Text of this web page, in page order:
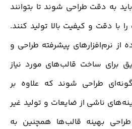
به دقت طراحی شوند تا بتوانند
با دقت و کیفیت بالا تولید کنند.
از نرم‌افزارهای پیشرفته طراحی و
برای ساخت قالب‌های مورد نیاز
طراحی شوند که علاوه بر
ناشی از ضایعات و تولید غیر
بهینه قالب‌ها همچنین به